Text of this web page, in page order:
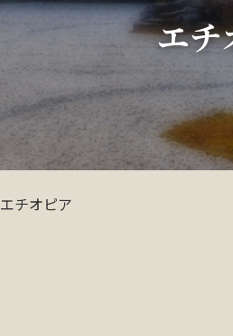
エチ
エチオピア